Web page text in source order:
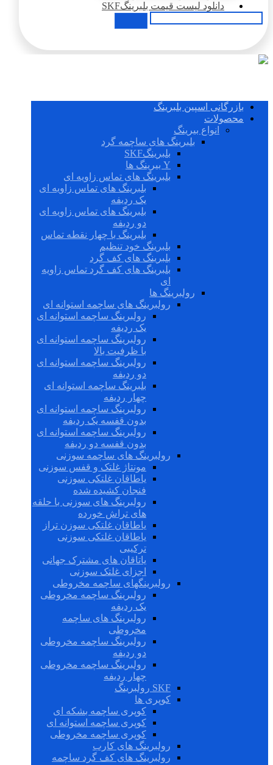
دانلود لیست قیمت بلبرینگSKF
بازرگانی اسپین بلبرینگ
محصولات
انواع بیرینگ
بلبرینگ های ساچمه گرد
بلبرینگSKF
Y بیرینگ ها
بلبرینگ های تماس زاویه ای
بلبرینگ های تماس زاویه ای
یک ردیفه
بلبرینگ های تماس زاویه ای
دو ردیفه
بلبرینگ با چهار نقطه تماس
بلبرینگ خود تنظیم
بلبرینگ های کف گرد
بلبرینگ های کف گرد تماس زاویه
ای
رولبرینگ ها
رولبرینگ های ساچمه استوانه ای
رولبرینگ ساچمه استوانه ای
یک ردیفه
رولبرینگ ساچمه استوانه ای
با ظرفیت بالا
رولبرینگ ساچمه استوانه ای
دو ردیفه
بلبرینگ ساچمه استوانه ای
چهار ردیفه
رولبرینگ ساچمه استوانه ای
بدون قفسه یک ردیفه
رولبرینگ ساچمه استوانه ای
بدون قفسه دو ردیفه
رولبرینگ های ساچمه سوزنی
مونتاژ غلتک و قفس سوزنی
یاطاقان غلتکی سوزنی
فنجان کشیده شده
رولبرینگ های سوزنی با حلقه
های تراش خورده
یاطاقان غلتکی سوزن تراز
یاطاقان غلتکی سوزنی
ترکیبی
یاتاقان های مشترک جهانی
اجزای غلتک سوزنی
رولبرینگهای ساچمه مخروطی
رولبرینگ ساچمه مخروطی
یک ردیفه
رولبرینگ های ساچمه
مخروطی
رولبرینگ ساچمه مخروطی
دو ردیفه
رولبرینگ ساچمه مخروطی
چهار ردیفه
SKF رولبرینگ
کوپری ها
کوپری ساچمه بشکه ای
کوپری ساچمه استوانه ای
کوپری ساچمه مخروطی
رولبرینگ های کارب
رولبرینگ های کف گرد ساچمه